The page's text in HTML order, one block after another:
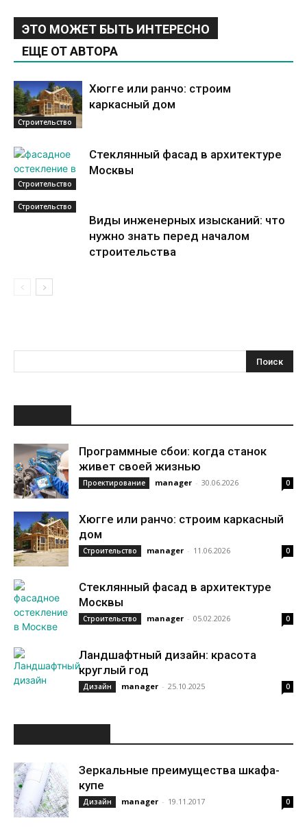
ЭТО МОЖЕТ БЫТЬ ИНТЕРЕСНО
ЕЩЕ ОТ АВТОРА
Строительство
Хюгге или ранчо: строим
каркасный дом
Строительство
Стеклянный фасад в архитектуре
Москвы
Строительство
Виды инженерных изысканий: что
нужно знать перед началом
строительства
Программные сбои: когда станок
живет своей жизнью
Проектирование manager - 30.06.2026 0
Хюгге или ранчо: строим каркасный
дом
Строительство manager - 11.06.2026 0
Стеклянный фасад в архитектуре
Москвы
Строительство manager - 05.02.2026 0
Ландшафтный дизайн: красота
круглый год
Дизайн manager - 25.10.2025 0
Зеркальные преимущества шкафа-
купе
Дизайн manager - 19.11.2017 0